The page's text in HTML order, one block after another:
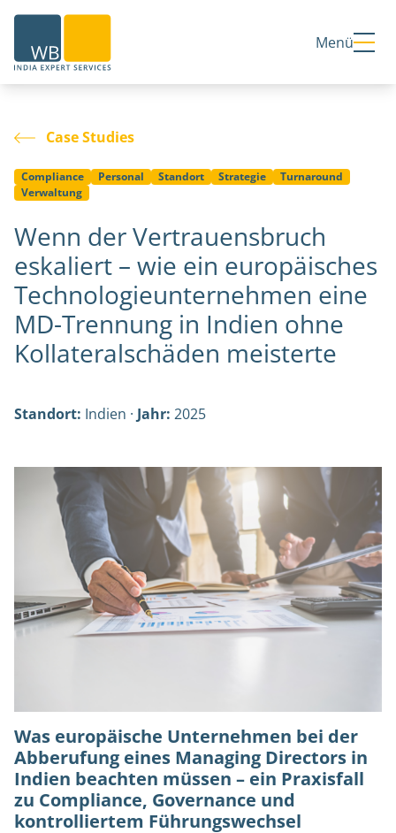
Home
Menü
Case Studies
Compliance Personal Standort Strategie
Turnaround
Verwaltung
Wenn der Vertrauensbruch
eskaliert – wie ein europäisches
Technologieunternehmen eine
MD-Trennung in Indien ohne
Kollateralschäden meisterte
Standort: Indien · Jahr: 2025
Was europäische Unternehmen bei der
Abberufung eines Managing Directors in
Indien beachten müssen – ein Praxisfall
zu Compliance, Governance und
kontrolliertem Führungswechsel